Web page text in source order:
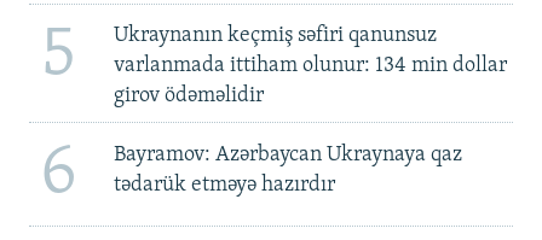
5
Ukraynanın keçmiş səfiri qanunsuz
varlanmada ittiham olunur: 134 min dollar
girov ödəməlidir
6
Bayramov: Azərbaycan Ukraynaya qaz
tədarük etməyə hazırdır